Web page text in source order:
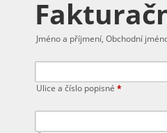
Jméno a příjmení, Obchodní
Ulice a číslo popisné *